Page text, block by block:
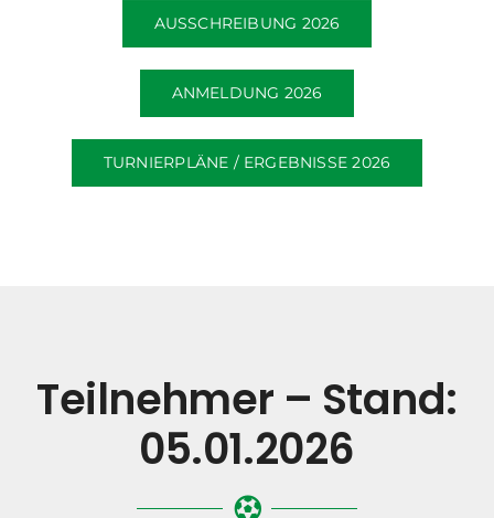
AUSSCHREIBUNG 2026
ANMELDUNG 2026
TURNIERPLÄNE / ERGEBNISSE 2026
Teilnehmer – Stand:
05.01.2026